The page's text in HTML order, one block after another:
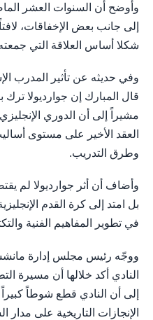
وأوضح أن السنوات العشر
إلى جانب بعض الإخفاقات،
شكلا أساس العلاقة التي
وفي حديثه عن تأثير المدرب
قال المبارك إن جوارديولا
مشيراً إلى أن الدوري
العقد الأخير على مستوى
وطرق التدريب.
وأضاف أن أثر جوارديولا لم
بل امتد إلى كرة القدم
في تطوير المفاهيم الفنية
ووجّه رئيس مجلس إدارة
النادي أكد خلالها أن مسيرة
الإنجازات التاريخية على